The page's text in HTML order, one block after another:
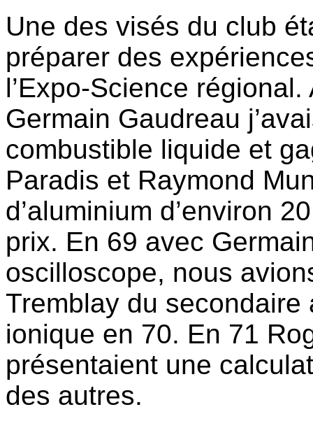
Une des visés du club
préparer des
l’Expo-Science
Germain Gaudreau
combustible liquide et
Paradis et Raymond
d’aluminium d’environ
prix. En 69 avec
oscilloscope, nous
Tremblay du
ionique en 70. En 71
présentaient une
des autres.